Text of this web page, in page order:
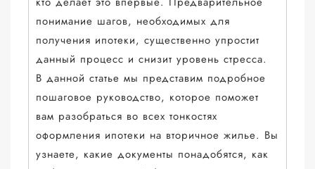
понимание шагов, необходимых для
получения ипотеки, существенно упростит
данный процесс и снизит уровень стресса.
В данной статье мы представим подробное
пошаговое руководство, которое поможет
вам разобраться во всех тонкостях
оформления ипотеки на вторичное жилье. Вы
узнаете, какие документы понадобятся, как